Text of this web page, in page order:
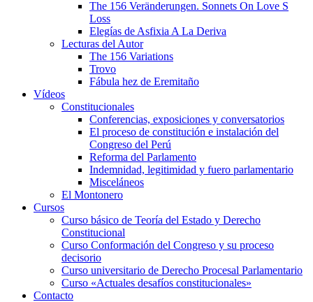
The 156 Veränderungen. Sonnets On Love S
Loss
Elegías de Asfixia A La Deriva
Lecturas del Autor
The 156 Variations
Trovo
Fábula hez de Eremitaño
Vídeos
Constitucionales
Conferencias, exposiciones y conversatorios
El proceso de constitución e instalación del
Congreso del Perú
Reforma del Parlamento
Indemnidad, legitimidad y fuero parlamentario
Misceláneos
El Montonero
Cursos
Curso básico de Teoría del Estado y Derecho
Constitucional
Curso Conformación del Congreso y su proceso
decisorio
Curso universitario de Derecho Procesal Parlamentario
Curso «Actuales desafíos constitucionales»
Contacto